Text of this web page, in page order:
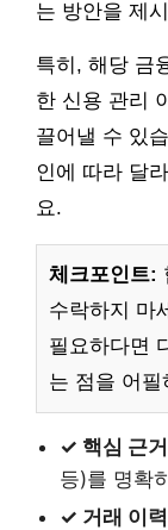
는 방안을 제
특히, 해당 금
한 신용 관리
끌어낼 수 있
인에 따라 달
요.
체크포인트:
수락하지 마
필요하다면
는 점을 어
✓ 핵심 근
등)를 명확
✓ 거래 이